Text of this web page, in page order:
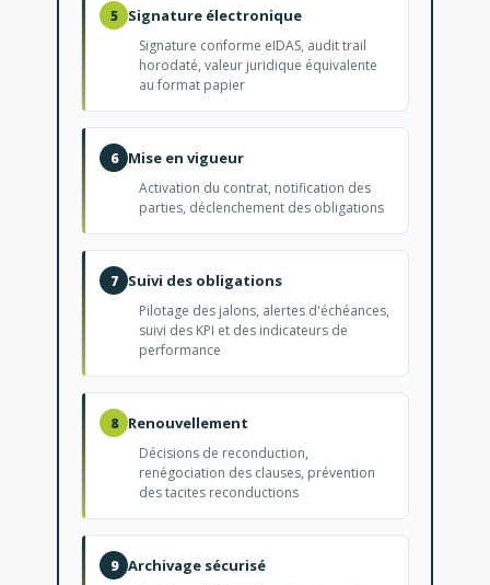
5 Signature électronique
Signature conforme eIDAS, audit trail
horodaté, valeur juridique équivalente
au format papier
6 Mise en vigueur
Activation du contrat, notification des
parties, déclenchement des obligations
7 Suivi des obligations
Pilotage des jalons, alertes d'échéances,
suivi des KPI et des indicateurs de
performance
8 Renouvellement
Décisions de reconduction,
renégociation des clauses, prévention
des tacites reconductions
9 Archivage sécurisé